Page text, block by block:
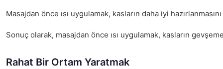
Masajdan önce ısı uygulamak, kasların daha iyi
Sonuç olarak, masajdan önce ısı uygulamak, kasların
Rahat Bir Ortam Yaratmak